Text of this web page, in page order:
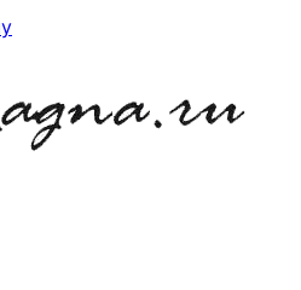
и красоты